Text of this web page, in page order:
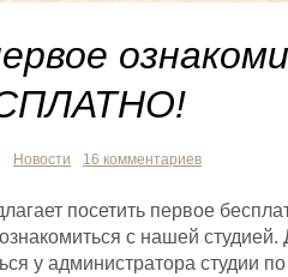
Новости 16 комментариев
посетить первое
с нашей
у администратора студии